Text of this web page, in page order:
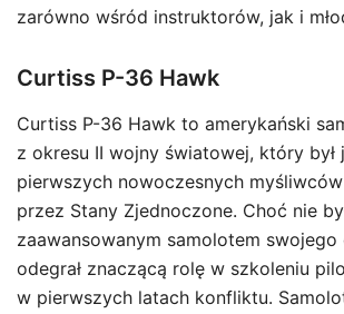
zarówno wśród instruktorów, jak i
Curtiss P-36 Hawk
Curtiss P-36 Hawk to amerykański
z okresu II wojny światowej, który był
pierwszych nowoczesnych
przez Stany Zjednoczone. Choć nie
zaawansowanym samolotem swojego
odegrał znaczącą rolę w szkoleniu
w pierwszych latach konfliktu.